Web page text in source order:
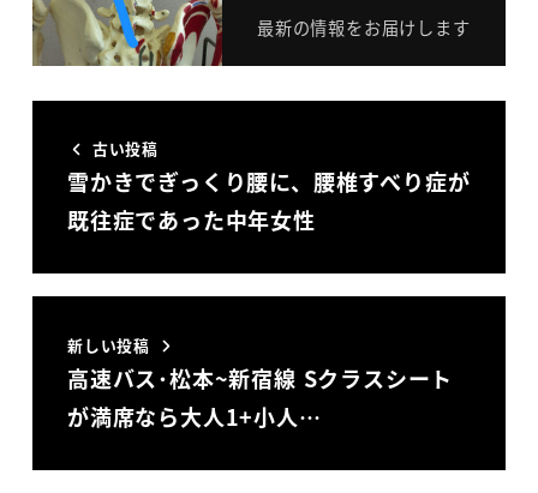
最新の情報をお届けします
古い投稿
雪かきでぎっくり腰に、腰椎すべり症が
既往症であった中年女性
新しい投稿
高速バス･松本~新宿線 Sクラスシート
が満席なら大人1+小人…